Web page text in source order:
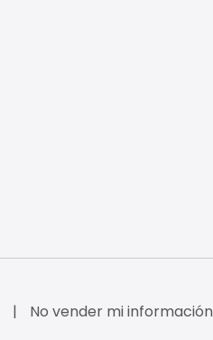
No vender mi información